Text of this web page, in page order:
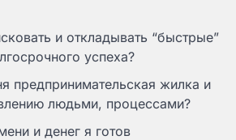
и откладывать “быстрые”
успеха?
предпринимательская жилка и
людьми, процессами?
и денег я готов